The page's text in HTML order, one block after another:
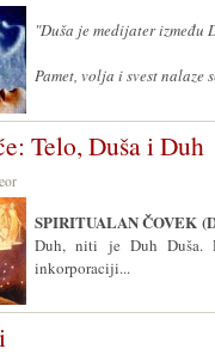
"Duša je medijater između
Pamet, volja i svest nalaze
Telo, Duša i Duh
SPIRITUALAN ČOVEK
Duh, niti je Duh Duša.
inkorporaciji...